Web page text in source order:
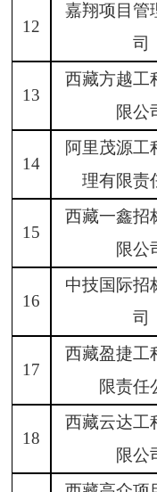
1 2
嘉翔项目管
司
1 3
西藏方越工
限公
14
阿里茂源工
理有限责
1 5
西藏一鑫招
限公
16
中技国际招
司
17
西藏盈捷工
限责任
18
西藏云达工
限公